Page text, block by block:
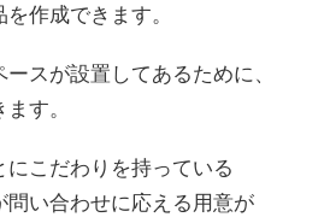
作成できます。
スが設置してあるために、
す。
こだわりを持っている
い合わせに応える用意が